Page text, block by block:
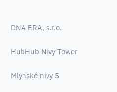
DNA ERA, s.r.o.
HubHub Nivy Tower
Mlynské nivy 5